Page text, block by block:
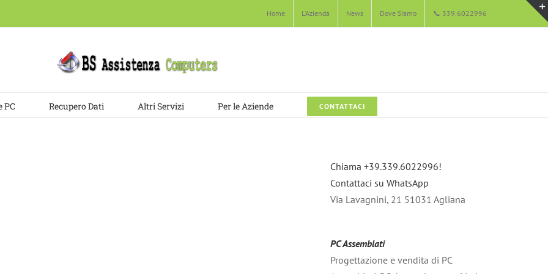
Home L’Azienda News Dove Siamo 📞 339.6022996
PC Recupero Dati Altri Servizi Per le Aziende CONTATTACI
Chiama +39.339.6022996!
Contattaci su WhatsApp
Via Lavagnini, 21 51031 Agliana
PC Assemblati
Progettazione e vendita di PC